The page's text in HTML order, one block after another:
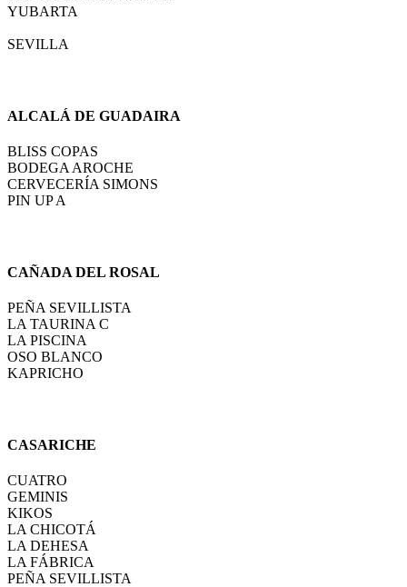
YUBARTA
SEVILLA
ALCALÁ DE GUADAIRA
BLISS COPAS
BODEGA AROCHE
CERVECERÍA SIMONS
PIN UP A
CAÑADA DEL ROSAL
PEÑA SEVILLISTA
LA TAURINA C
LA PISCINA
OSO BLANCO
KAPRICHO
CASARICHE
CUATRO
GEMINIS
KIKOS
LA CHICOTÁ
LA DEHESA
LA FÁBRICA
PEÑA SEVILLISTA